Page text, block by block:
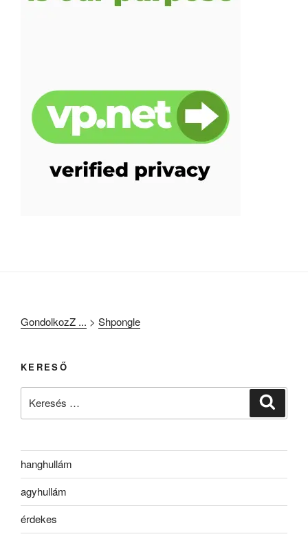
GondolkozZ ... > Shpongle
KERESŐ
hanghullám
agyhullám
érdekes